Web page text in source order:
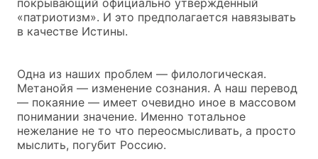
покрывающий официально утвержденный
«патриотизм». И это предполагается навязывать
в качестве Истины.
Одна из наших проблем — филологическая.
Метанойя — изменение сознания. А наш перевод
— покаяние — имеет очевидно иное в массовом
понимании значение. Именно тотальное
нежелание не то что переосмысливать, а просто
мыслить, погубит Россию.